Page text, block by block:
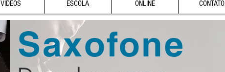
VÍDEOS ESCOLA ONLINE CONTATO
Saxofone